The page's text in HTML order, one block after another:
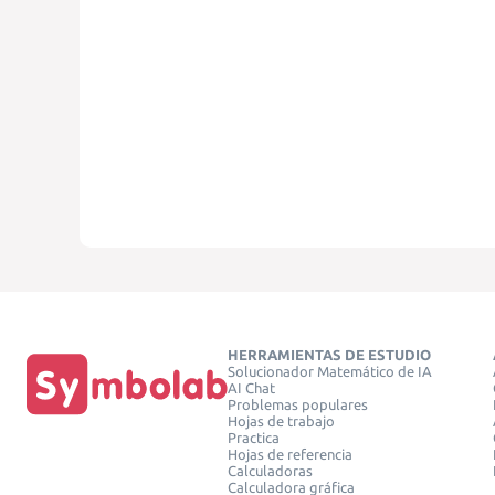
HERRAMIENTAS DE ESTUDIO
Solucionador Matemático de IA
AI Chat
Problemas populares
Hojas de trabajo
Practica
Hojas de referencia
Calculadoras
Calculadora gráfica